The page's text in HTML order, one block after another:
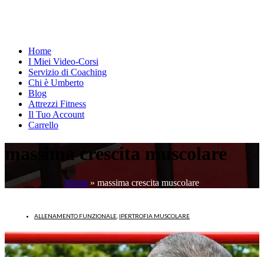
Home
I Miei Video-Corsi
Servizio di Coaching
Chi è Umberto
Blog
Attrezzi Fitness
Il Tuo Account
Carrello
massima crescita muscolare
Home » massima crescita muscolare
ALLENAMENTO FUNZIONALE IPERTROFIA MUSCOLARE